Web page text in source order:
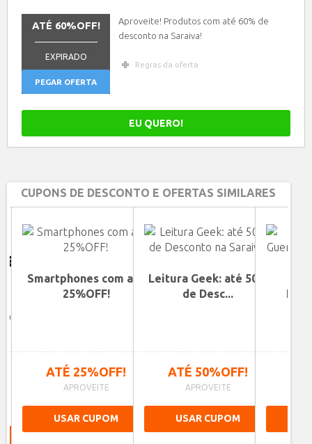
ATÉ 60%OFF!
EXPIRADO
PEGAR OFERTA
Aproveite! Produtos com até 60% de
desconto na Saraiva!
Regras da oferta
EU QUERO!
CUPONS DE DESCONTO E OFERTAS SIMILARES
Smartphones com até
25%OFF!
ATÉ 25%OFF!
APROVEITE
USAR CUPOM
Leitura Geek: até 50%
de Desc...
ATÉ 50%OFF!
APROVEITE
USAR CUPOM